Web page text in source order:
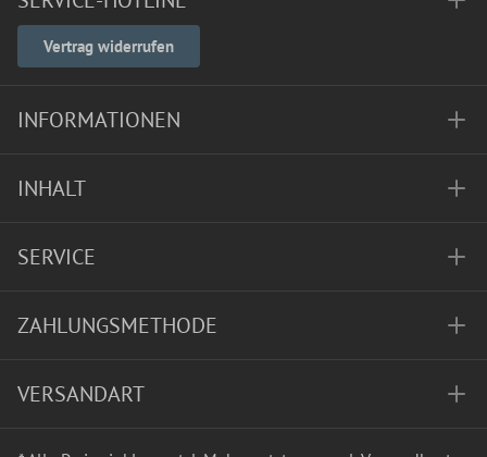
Vertrag widerrufen
INFORMATIONEN
INHALT
SERVICE
ZAHLUNGSMETHODE
VERSANDART